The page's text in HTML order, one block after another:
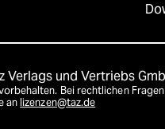
Verlags und Vertriebs
Bei rechtlichen
an lizenzen@taz.de